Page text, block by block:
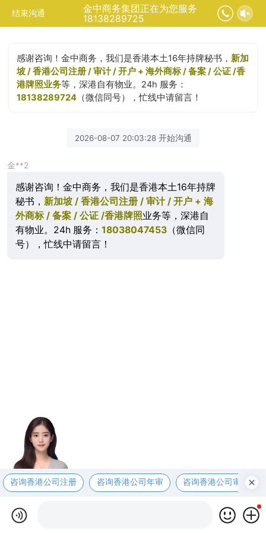
结束沟通
金中商务集团正在为您服务
18138289725
感谢咨询！金中商务，我们是香港本土16年持牌秘书，新加
坡 / 香港公司注册 / 审计 / 开户 + 海外商标 / 备案 / 公证 /香
港牌照业务等，深港自有物业。24h 服务：
18138289724 （微信同号），忙线中请留言！
2026-08-07 20:03:28 开始沟通
金**2
感谢咨询！金中商务，我们是香港本土16年持牌
秘书， 新加坡 / 香港公司注册 / 审计 / 开户 + 海
外商标 / 备案 / 公证 /香港牌照业务等，深港自
有物业。24h 服务： 18038047453（微信同
号），忙线中请留言！
咨询香港公司注册 咨询香港公司年审 咨询香港公司审计